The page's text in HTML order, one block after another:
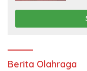
Berita Olahraga